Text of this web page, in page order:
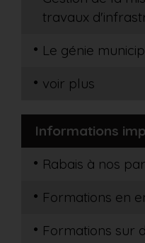
travaux
Le génie
voir plus
Informations
Rabais à nos
Formations en
Formations sur